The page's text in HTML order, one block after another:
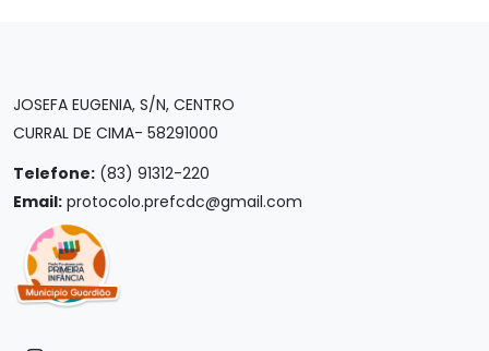
JOSEFA EUGENIA, S/N, CENTRO
CURRAL DE CIMA- 58291000
Telefone: (83) 91312-220
Email: protocolo.prefcdc@gmail.com